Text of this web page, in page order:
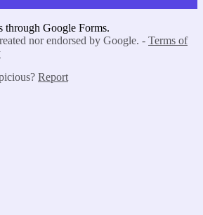
through Google Forms.
nor endorsed by Google. - Terms of
Report